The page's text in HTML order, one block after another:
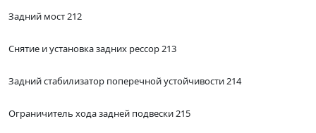
Задний мост 212
Снятие и установка задних рессор 213
Задний стабилизатор поперечной устойчивости 214
Ограничитель хода задней подвески 215